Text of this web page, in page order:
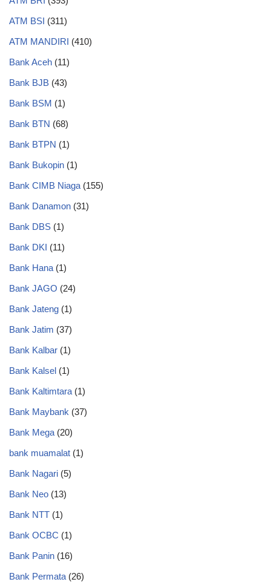
ATM BSI (311)
ATM MANDIRI (410)
Bank Aceh (11)
Bank BJB (43)
Bank BSM (1)
Bank BTN (68)
Bank BTPN (1)
Bank Bukopin (1)
Bank CIMB Niaga (155)
Bank Danamon (31)
Bank DBS (1)
Bank DKI (11)
Bank Hana (1)
Bank JAGO (24)
Bank Jateng (1)
Bank Jatim (37)
Bank Kalbar (1)
Bank Kalsel (1)
Bank Kaltimtara (1)
Bank Maybank (37)
Bank Mega (20)
bank muamalat (1)
Bank Nagari (5)
Bank Neo (13)
Bank NTT (1)
Bank OCBC (1)
Bank Panin (16)
Bank Permata (26)